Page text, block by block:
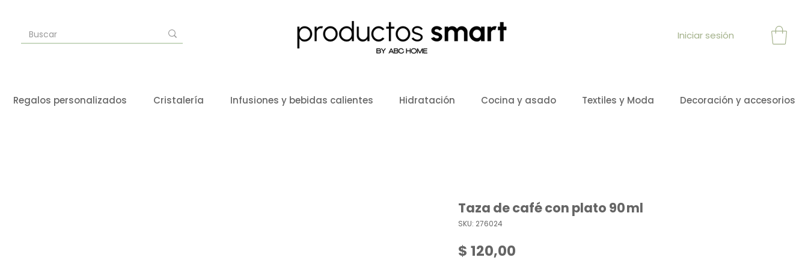
Iniciar sesión
Regalos personalizados Cristalería Infusiones y bebidas calientes Hidratación Cocina y asado Textiles y Moda Decoración y accesorios
Taza de café con plato 90 ml
SKU: 276024
$ 120,00